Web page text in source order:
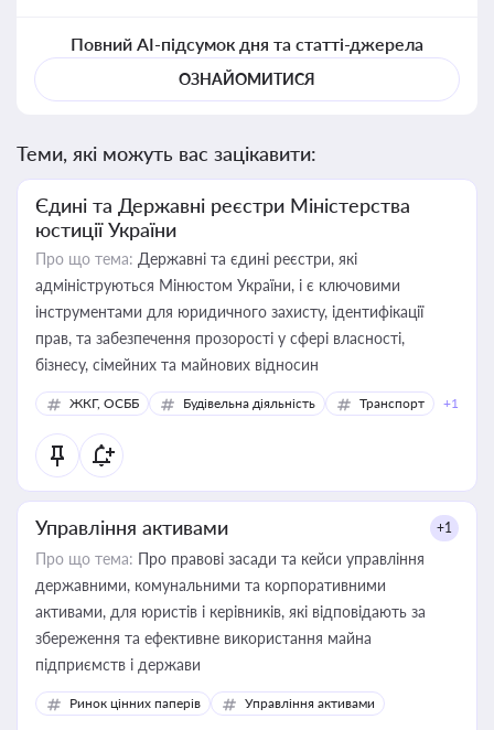
Повний AI-підсумок дня та статті-джерела
ОЗНАЙОМИТИСЯ
Теми, які можуть вас зацікавити:
Єдині та Державні реєстри Міністерства
юстиції України
Про що тема: Державні та єдині реєстри, які
адмініструються Мінюстом України, і є ключовими
інструментами для юридичного захисту, ідентифікації
прав, та забезпечення прозорості у сфері власності,
бізнесу, сімейних та майнових відносин
ЖКГ, ОСББ Будівельна діяльність Транспорт +1
Управління активами +1
Про що тема: Про правові засади та кейси управління
державними, комунальними та корпоративними
активами, для юристів і керівників, які відповідають за
збереження та ефективне використання майна
підприємств і держави
Ринок цінних паперів Управління активами